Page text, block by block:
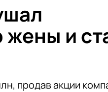
и
продав акции